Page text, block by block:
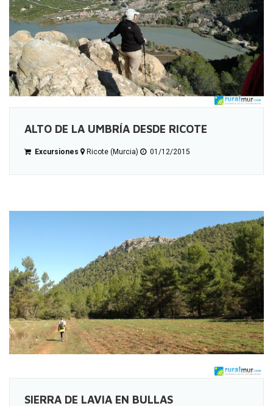
ALTO DE LA UMBRÍA DESDE RICOTE
Excursiones Ricote (Murcia) 01/12/2015
SIERRA DE LAVIA EN BULLAS